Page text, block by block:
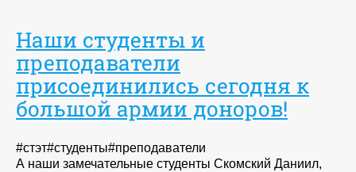
Наши студенты и
преподаватели
присоединились сегодня к
большой армии доноров!
#стэт#студенты#преподаватели
А наши замечательные студенты Скомский Даниил,